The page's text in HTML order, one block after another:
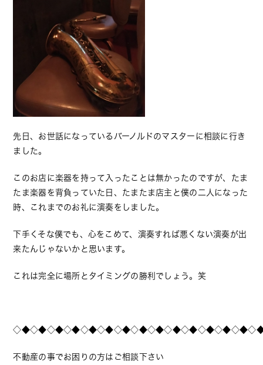
先日、お世話になっているバーノルドのマスターに相談に行き
ました。
このお店に楽器を持って入ったことは無かったのですが、たま
たま楽器を背負っていた日、たまたま店主と僕の二人になった
時、これまでのお礼に演奏をしました。
下手くそな僕でも、心をこめて、演奏すれば悪くない演奏が出
来たんじゃないかと思います。
これは完全に場所とタイミングの勝利でしょう。笑
不動産の事でお困りの方はご相談下さい